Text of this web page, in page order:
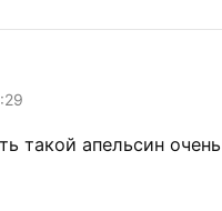
такой апельсин очень